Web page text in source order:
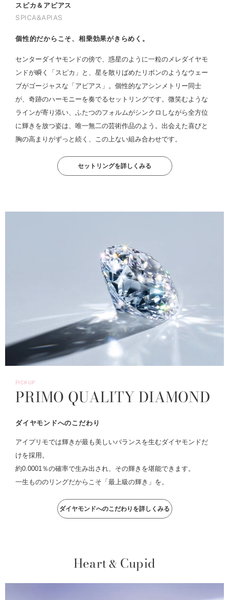
スピカ＆アピアス
SPICA&APIAS
個性的だからこそ、相乗効果がきらめく。
センターダイヤモンドの傍で、惑星のように一粒のメレダイヤモ
ンドが瞬く「スピカ」と、星を散りばめたリボンのようなウェー
ブがゴージャスな「アピアス」。個性的なアシンメトリー同士
が、奇跡のハーモニーを奏でるセットリングです。微笑むような
ラインが寄り添い、ふたつのフォルムがシンクロしながら全方位
に輝きを放つ姿は、唯一無二の芸術作品のよう。出会えた喜びと
胸の高まりがずっと続く、この上ない組み合わせです。
セットリングを詳しくみる
PICKUP
PRIMO QUALITY DIAMOND
ダイヤモンドへのこだわり
アイプリモでは輝きが最も美しいバランスを生むダイヤモンドだ
けを採用。
約0.0001％の確率で生み出され、その輝きを堪能できます。
一生もののリングだからこそ「最上級の輝き」を。
ダイヤモンドへのこだわりを詳しくみる
Heart& Cupid